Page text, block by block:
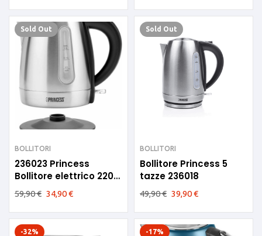
Sold Out
BOLLITORI
236023 Princess
Bollitore elettrico 2200
W 1lt
59,90€ 34,90€
Sold Out
BOLLITORI
Bollitore Princess 5
tazze 236018
49,90€ 39,90€
-32% -17%